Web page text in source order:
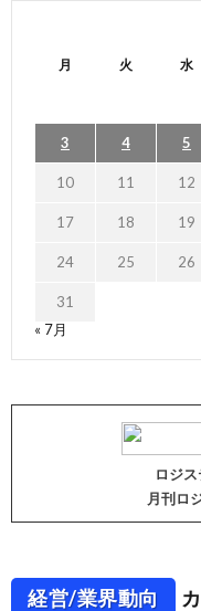
月 火 水
3 4 5
10 11 12
17 18 19
24 25 26
31
« 7月
ロジ
月刊ロ
経営/業界動向